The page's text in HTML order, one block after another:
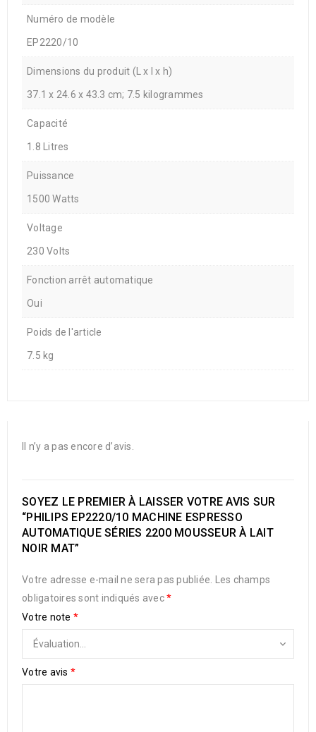
Numéro de modèle
EP2220/10
Dimensions du produit (L x l x h)
37.1 x 24.6 x 43.3 cm; 7.5 kilogrammes
Capacité
1.8 Litres
Puissance
1500 Watts
Voltage
230 Volts
Fonction arrêt automatique
Oui
Poids de l'article
7.5 kg
Il n’y a pas encore d’avis.
SOYEZ LE PREMIER À LAISSER VOTRE AVIS SUR
“PHILIPS EP2220/10 MACHINE ESPRESSO
AUTOMATIQUE SÉRIES 2200 MOUSSEUR À LAIT
NOIR MAT”
Votre adresse e-mail ne sera pas publiée. Les champs
obligatoires sont indiqués avec*
Votre note *
Votre avis *